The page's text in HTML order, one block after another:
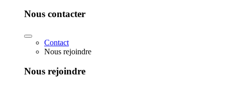
Nous contacter
Contact
Nous rejoindre
Nous rejoindre